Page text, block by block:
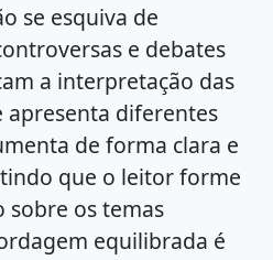
se esquiva de
e debates
a interpretação das
apresenta diferentes
de forma clara e
que o leitor forme
sobre os temas
equilibrada é